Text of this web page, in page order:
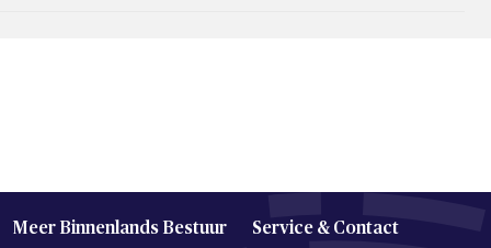
Meer Binnenlands Bestuur Service & Contact